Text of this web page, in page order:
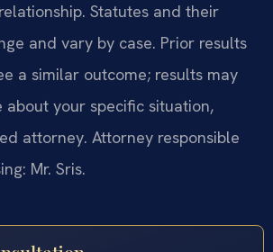
Statutes and their
and vary by case. Prior results
a similar outcome; results may
about your specific situation,
attorney. Attorney responsible
Mr. Sris.